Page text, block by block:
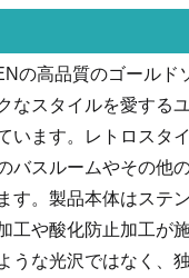
の高品質のゴールド
なスタイルを愛する
います。レトロスタ
バスルームやその他
す。製品本体はステ
工や酸化防止加工が
うな光沢ではなく、